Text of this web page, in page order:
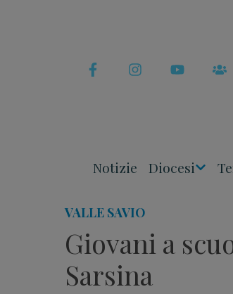
Notizie Diocesi
VALLE SAVIO
Giovani a
Sarsina